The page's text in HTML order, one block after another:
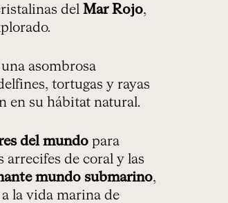
del Mar Rojo,
asombrosa
tortugas y rayas
en su hábitat natural.
del mundo para
arrecifes de coral y las
mundo submarino,
la vida marina de